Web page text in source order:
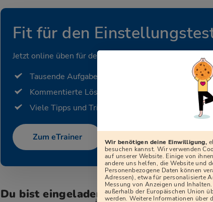
Fit für den
Jetzt online üben für deinen Beruf.
Tausende Aufgaben
Kommentierte Lösungen
Viele Tipps und Tricks
Zum eTrainer
Du bist eingeladen zum
Wir benötigen deine Einwilligung,
besuchen kannst. Wir verwenden
auf unserer Website. Einige von
andere uns helfen, die Website und
Personenbezogene Daten können
Adressen), etwa für personalisierte
Messung von Anzeigen und
außerhalb der Europäischen Union
werden. Weitere Informationen über